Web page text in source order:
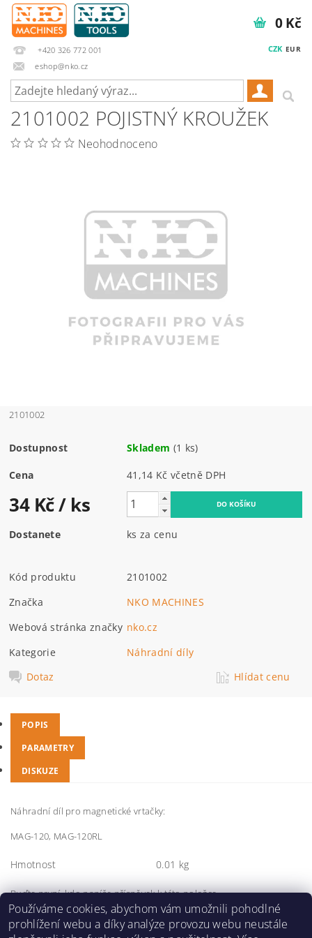
+420 326 772 001
eshop@nko.cz
CZK EUR
0 Kč
2101002 POJISTNÝ KROUŽEK
Neohodnoceno
2101002
Dostupnost Skladem (1 ks)
Cena 41,14 Kč včetně DPH
34 Kč/ ks
Dostanete ks za cenu
Kód produktu
2101002
Značka
NKO MACHINES
Webová stránka značky nko.cz
Kategorie
Náhradní díly
Dotaz
Hlídat cenu
POPIS
PARAMETRY
DISKUZE
Náhradní díl pro magnetické vrtačky:
MAG-120, MAG-120RL
Hmotnost 0.01 kg
Buďte první, kdo napíše příspěvek k této položce.
Přidat komentář
Používáme cookies, abychom vám umožnili pohodlné
prohlížení webu a díky analýze provozu webu neustále